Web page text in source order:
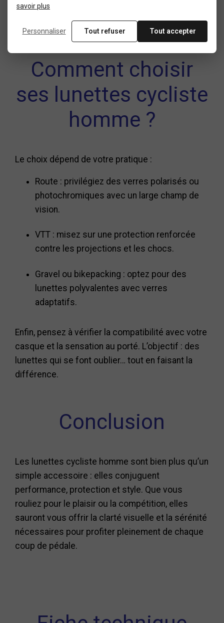
lignes dynamiques, une bonne tenue et une
visibilité panoramique.
Comment choisir
ses lunettes cycliste
homme ?
Le choix dépend de votre pratique :
Route : privilégiez des verres polarisés ou
photochromiques avec un large champ de
vision.
VTT : misez sur une protection renforcée
contre les projections et les chocs.
Gravel ou bikepacking : optez pour des
lunettes polyvalentes avec verres
adaptatifs.
Enfin, pensez à vérifier la compatibilité avec votre
casque et la sensation au porté. L’objectif : des
lunettes qui se font oublier… tout en faisant la
différence.
Conclusion
Les lunettes cycliste homme sont bien plus qu’un
simple accessoire : elles conjuguent
performance, protection et style. Que vous
rouliez pour le plaisir ou la compétition, elles
sauront vous offrir la clarté visuelle et la sérénité
nécessaires pour profiter pleinement de chaque
coup de pédale.
savoir plus
Personnaliser Tout refuser Tout accepter